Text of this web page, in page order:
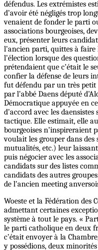
défendus. Les extrémistes
d’avoir été négligés trop
venaient de fonder le parti
associations bourgeoises,
eux, présenter leurs
l’ancien parti, quittes à
l’élection lorsque des
prétendaient que c’était le
confier la défense de leurs
fut défendu par un très
par l’abbé Daens député
Démocratique appuyée en
d’accord avec les
tactique. Elle estimait, elle
bourgeoises n’inspireraient
voulait les grouper dans des
mutualités, etc.) leur
puis négocier avec les
candidats sur des listes
candidats des autres
de l’ancien meeting
Woeste et la Fédération des
admettant certaines
système à tout le pays. «
le parti catholique en deux
c’était envoyer à la
y possédions, deux